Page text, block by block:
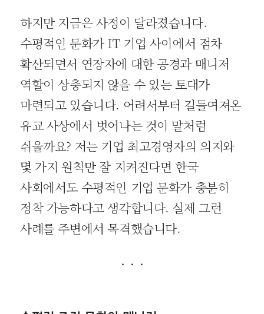
하지만 지금은 사정이 달라졌습니다.
수평적인 문화가 IT 기업 사이에서 점차
확산되면서 연장자에 대한 공경과 매니저
역할이 상충되지 않을 수 있는 토대가
마련되고 있습니다. 어려서부터 길들여져온
유교 사상에서 벗어나는 것이 말처럼
쉬울까요? 저는 기업 최고경영자의 의지와
몇 가지 원칙만 잘 지켜진다면 한국
사회에서도 수평적인 기업 문화가 충분히
정착 가능하다고 생각합니다. 실제 그런
사례를 주변에서 목격했습니다.
· · ·